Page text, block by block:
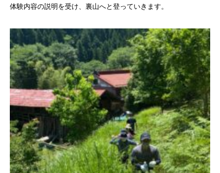
体験内容の説明を受け、裏山へと登っていきます。